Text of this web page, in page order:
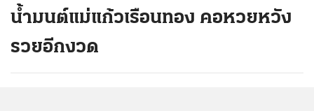
น้ำมนต์แม่แก้วเรือนทอง คอหวยหวัง
รวยอีกงวด